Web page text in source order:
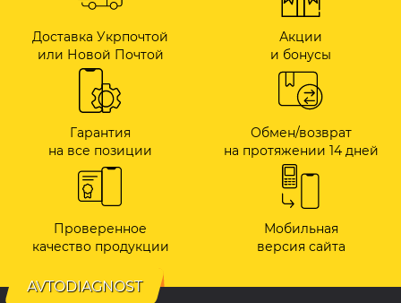
Доставка Укрпочтой
или Новой Почтой
Акции
и бонусы
Гарантия
на все позиции
Обмен/возврат
на протяжении 14 дней
Проверенное
качество продукции
Мобильная
версия сайта
AVTODIAGNOST